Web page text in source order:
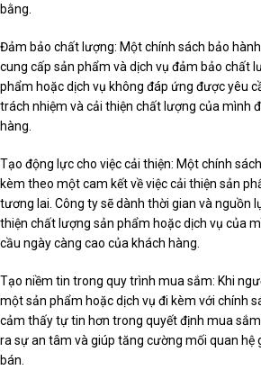
bằng.
Đảm bảo chất lượng: Một chính sách bảo
cung cấp sản phẩm và dịch vụ đảm bảo chất
phẩm hoặc dịch vụ không đáp ứng được yêu
trách nhiệm và cải thiện chất lượng của mình
hàng.
Tạo động lực cho việc cải thiện: Một chính
kèm theo một cam kết về việc cải thiện sản
tương lai. Công ty sẽ dành thời gian và nguồn
thiện chất lượng sản phẩm hoặc dịch vụ của
cầu ngày càng cao của khách hàng.
Tạo niềm tin trong quy trình mua sắm: Khi
một sản phẩm hoặc dịch vụ đi kèm với chính
cảm thấy tự tin hơn trong quyết định mua
ra sự an tâm và giúp tăng cường mối quan hệ
bán.